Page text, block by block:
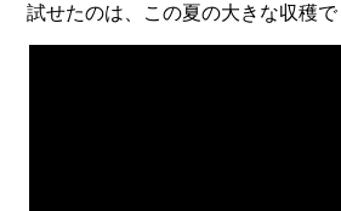
試せたのは、この夏の大きな収穫で